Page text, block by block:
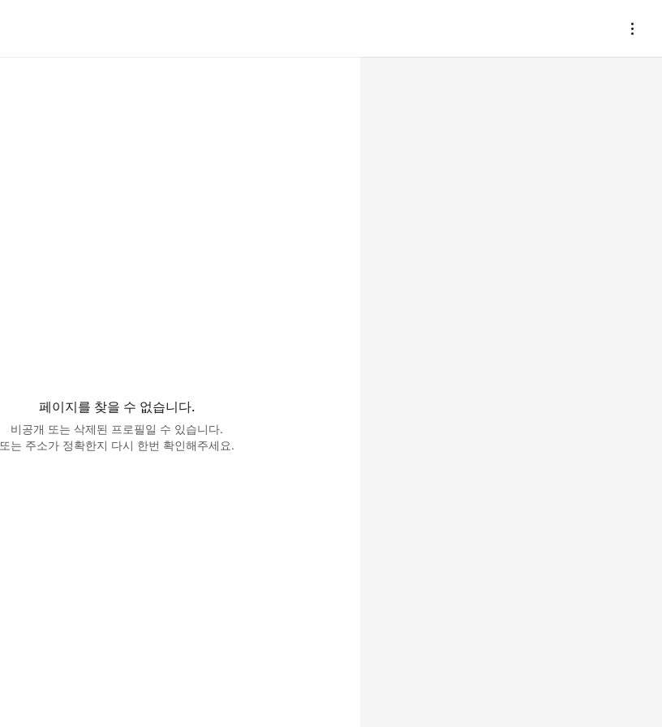
페이지를 찾을 수 없습니다.
비공개 또는 삭제된 프로필일 수 있습니다.
또는 주소가 정확한지 다시 한번 확인해주세요.